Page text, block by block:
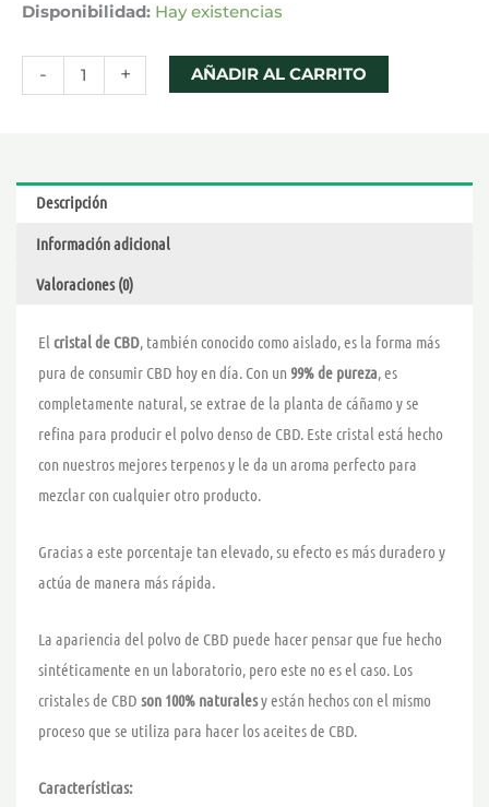
Disponibilidad: Hay existencias
-
TERPSOLATOR
CRISTALES
SUIT
cantidad
+ AÑADIR AL CARRITO
Descripción
Información adicional
Valoraciones (0)
El cristal de CBD, también conocido como aislado, es la forma más
pura de consumir CBD hoy en día. Con un 99% de pureza, es
completamente natural, se extrae de la planta de cáñamo y se
refina para producir el polvo denso de CBD. Este cristal está hecho
con nuestros mejores terpenos y le da un aroma perfecto para
mezclar con cualquier otro producto.
Gracias a este porcentaje tan elevado, su efecto es más duradero y
actúa de manera más rápida.
La apariencia del polvo de CBD puede hacer pensar que fue hecho
sintéticamente en un laboratorio, pero este no es el caso. Los
cristales de CBD son 100% naturalesy están hechos con el mismo
proceso que se utiliza para hacer los aceites de CBD.
Características: